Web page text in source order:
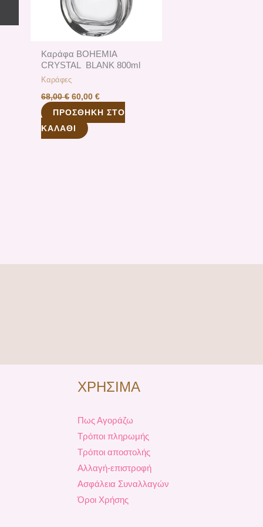
Καράφα ΒOHEMIA
CRYSTAL BLANK 800ml
Καράφες
68,00€ 60,00€
ΠΡΟΣΘΉΚΗ ΣΤΟ
ΚΑΛΆΘΙ
ΧΡΗΣΙΜΑ
Πως Αγοράζω
Τρόποι πληρωμής
Τρόποι αποστολής
Αλλαγή-επιστροφή
Ασφάλεια Συναλλαγών
Όροι Χρήσης